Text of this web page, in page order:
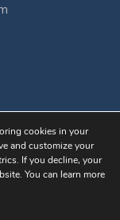
Park
cookies in your
and customize your
If you decline, your
You can learn more
Banner